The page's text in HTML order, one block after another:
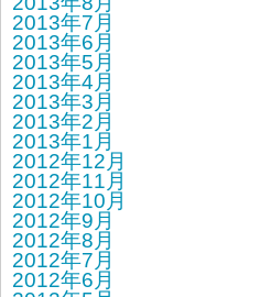
2013年7月
2013年6月
2013年5月
2013年4月
2013年3月
2013年2月
2013年1月
2012年12月
2012年11月
2012年10月
2012年9月
2012年8月
2012年7月
2012年6月